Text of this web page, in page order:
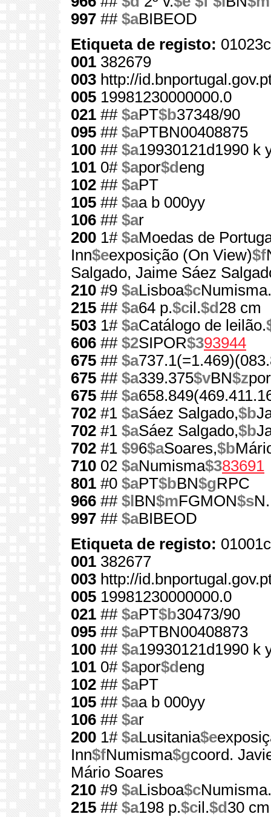
997 ## $aBIBEOD
Etiqueta de registo:
001 382679
003 http://
005 19981230000000.0
021 ## $aPT$b37348/90
095 ## $aPTBN00408875
100 ## $a19930121d1990 k
101 0# $apor$d eng
102 ## $aPT
105 ## $aa b 000yy
106 ## $ar
200 1# $aMoedas de
Inn$eexposição (On View)$f
Salgado, Jaime Sáez
210 #9 $aLisboa$c
215 ## $a64 p.$cil.$d 28 cm
503 1# $aCatálogo de leilão.
606 ## $2SIPOR$393944
675 ## $a
675 ## $a339.375$vBN$zpor
675 ## $a
702 #1 $aSáez Salgado,$b
702 #1 $aSáez Salgado,$b
702 #1 $96$aSoares,$b
710 02 $aNumisma$383691
801 #0 $aPT$bBN$gRPC
966 ## $l BN$mFGMON$s
997 ## $aBIBEOD
Etiqueta de registo:
001 382677
003 http://
005 19981230000000.0
021 ## $aPT$b30473/90
095 ## $aPTBN00408873
100 ## $a19930121d1990 k
101 0# $apor$d eng
102 ## $aPT
105 ## $aa b 000yy
106 ## $ar
200 1# $aLusitania$e
Inn$fNumisma$gcoord.
Mário Soares
210 #9 $aLisboa$c
215 ## $a198 p.$cil.$d 30 cm